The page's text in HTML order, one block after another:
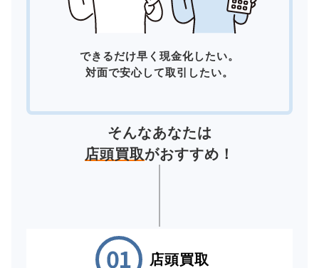
できるだけ早く現金化したい。
対面で安心して取引したい。
そんなあなたは
店頭買取がおすすめ！
店頭買取